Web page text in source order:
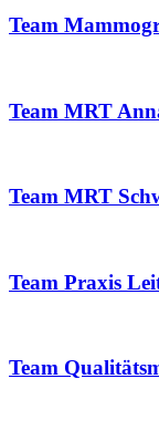
Team
Team MRT
Team MRT
Team Praxis
Team